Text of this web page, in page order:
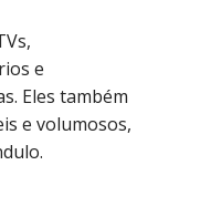
e
Eles também
e volumosos,